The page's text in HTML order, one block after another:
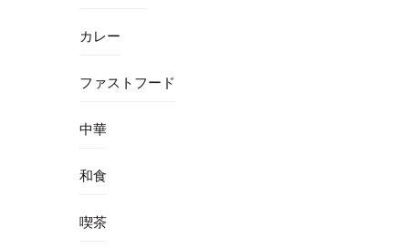
カレー
ファストフード
中華
和食
喫茶